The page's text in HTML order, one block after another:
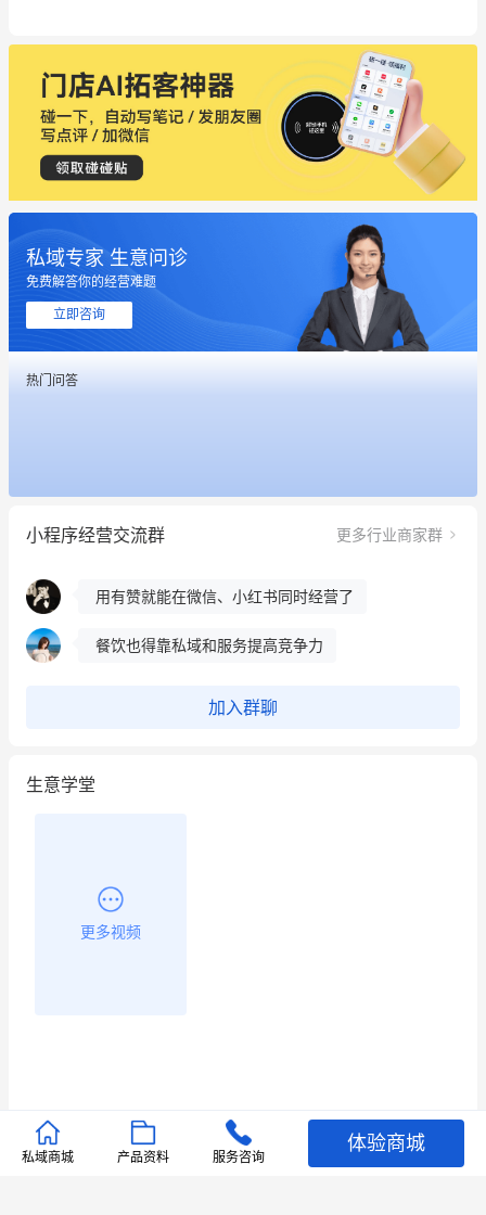
私域专家 生意问诊
免费解答你的经营难题
立即咨询
热门问答
小程序经营交流群 更多行业商家群
这个营销策划案例推荐大家看一下
用有赞就能在微信、小红书同时经营了
餐饮也得靠私域和服务提高竞争力
这个营销策划案例推荐大家看一下
用有赞就能在微信、小红书同时经营了
餐饮也得靠私域和服务提高竞争力
昨晚的直播课程太好啦❤️
加入群聊
生意学堂
更多视频
推荐文章
私域商城 产品资料 服务咨询
体验商城